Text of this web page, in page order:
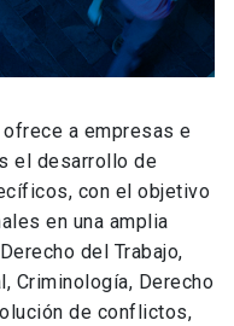
ofrece a empresas e
el desarrollo de
con el objetivo
en una amplia
del Trabajo,
Criminología, Derecho
de conflictos,